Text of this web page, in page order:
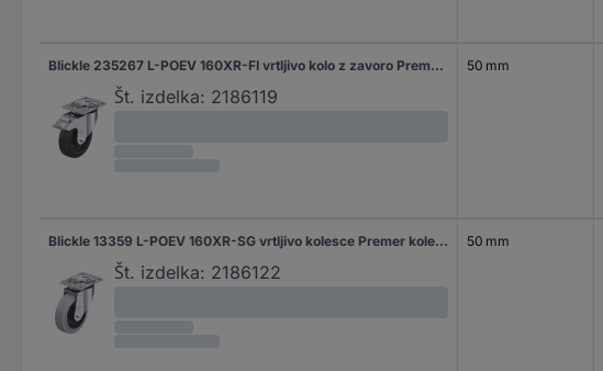
Blickle 235267 L-POEV 160XR-FI vrtljivo kolo z zavoro Premer kolesa: 160 mm Nosilnost (maks.): 400 kg 1 kos
Št. izdelka: 2186119
50 mm
Blickle 13359 L-POEV 160XR-SG vrtljivo kolesce Premer kolesa: 160 mm Nosilnost (maks.): 400 kg 1 kos
Št. izdelka: 2186122
50 mm